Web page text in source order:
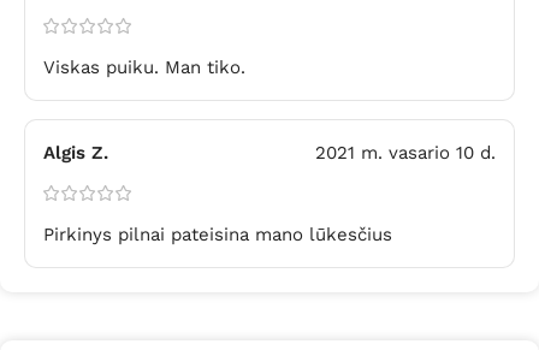
Viskas puiku. Man tiko.
Algis Z. 2021 m. vasario 10 d.
Pirkinys pilnai pateisina mano lūkesčius